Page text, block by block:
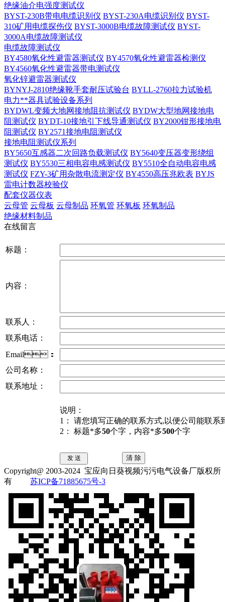
绝缘油介电强度测试仪
BYST-230B带电电缆识别仪 BYST-230A电缆识别仪 BYST-
310矿用电缆探伤仪 BYST-3000B电缆故障测试仪 BYST-
3000A电缆故障测试仪
电缆故障测试仪
BY4580氧化性避雷器测试仪 BY4570氧化性避雷器检测仪
BY4560氧化性避雷器带电测试仪
氧化锌避雷器测试仪
BYNYJ-2810绝缘靴手套耐压试验台 BYLL-2760拉力试验机
电力**器具试验设备系列
BYDWL变频大地网接地阻抗测试仪 BYDW大型地网接地电
阻测试仪 BYDT-10接地引下线导通测试仪 BY2000钳形接地电
阻测试仪 BY2571接地电阻测试仪
接地电阻测试仪系列
BY5650互感器二次回路负载测试仪 BY5640变压器变形绕组
测试仪 BY5530三相电容电感测试仪 BY5510全自动电容电感
测试仪 FZY-3矿用杂散电流测定仪 BY4550高压兆欧表 BYJS
雷电计数器校验仪
配套仪器仪表
云母管 云母板 云母制品 环氧管 环氧板 环氧制品
绝缘材料制品
在线留言
标题：
内容：
联系人：
联系电话：
Email：
公司名称：
联系地址：
说明：
1： 请您填写正确的联系方式,以便公司能联系
2： 标题*多50个字，内容*多500个字
Copyright@ 2003-2024 宝应向日葵视频污污电气设备厂版权所
有
苏ICP备71885675号-3